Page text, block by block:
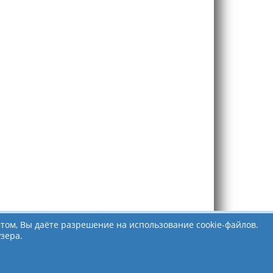
Вы даёте разрешение на использование cookie-файлов.